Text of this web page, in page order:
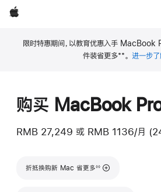
Apple
限时特惠期间，以教育优惠入手 MacBook
件装省更多**。进一步
购买 MacBook
RMB 27,249 或 RMB 1136/月
折抵换购新 Mac 省更多
脚注
◊◊